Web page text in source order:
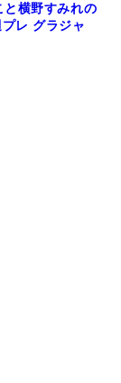
横野すみれの
レ グラジャ